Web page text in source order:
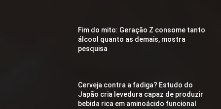
Fim do mito: Geração Z consome tanto
álcool quanto as demais, mostra
pesquisa
Cerveja contra a fadiga? Estudo do
Japão cria levedura capaz de produzir
bebida rica em aminoácido funcional